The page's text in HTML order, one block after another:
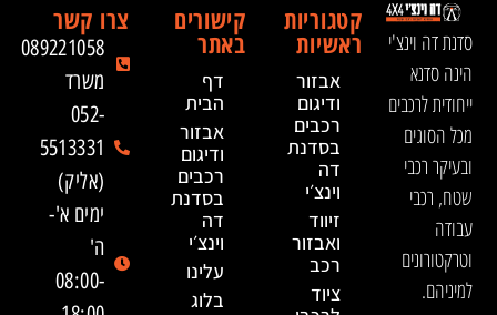
סדנת דה וינצ'י
הינה סדנא
ייחודית לרכבים
מכל הסוגים
ובעיקר רכבי
שטח, רכבי
עבודה
וטרקטורונים
למיניהם.
קטגוריות
ראשיות
אבזור
ודיגום
רכבים
בסדנת
דה
וינצ׳י
זיווד
ואבזור
רכב
ציוד
קישורים
באתר
דף
הבית
אבזור
ודיגום
רכבים
בסדנת
דה
וינצ׳י
עלינו
בלוג
צרו קשר
089221058
משרד
052-
5513331
(אליק)
ימים א'-
ה'
08:00-